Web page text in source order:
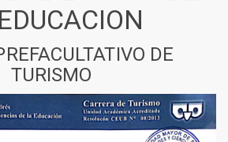
DE
TURISMO